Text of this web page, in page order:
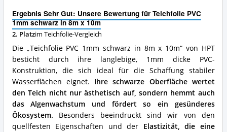
erhältlich?
Ergebnis Sehr Gut: Unsere Bewertung für Teichfolie PVC
1mm schwarz in 8m x 10m
2. Platzim Teichfolie-Vergleich
Die „Teichfolie PVC 1mm schwarz in 8m x 10m“ von HPT
besticht durch ihre langlebige, 1mm dicke PVC-
Konstruktion, die sich ideal für die Schaffung stabiler
Wasserflächen eignet. Ihre schwarze Oberfläche wertet
den Teich nicht nur ästhetisch auf, sondern hemmt auch
das Algenwachstum und fördert so ein gesünderes
Ökosystem. Besonders beeindruckt sind wir von den
quellfesten Eigenschaften und der Elastizität, die eine
in
8m
x
10m
Vorteile:
Was
spricht
für
diese
Teichfolie?